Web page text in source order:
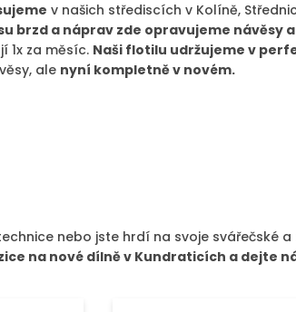
v našich střediscích v Kolíně,
brzd a náprav zde opravujeme návěsy
1x za měsíc. Naši flotilu udržujeme v
ale nyní kompletně v novém.
nebo jste hrdí na svoje svářečské
na nové dílně v Kundraticích a dejte